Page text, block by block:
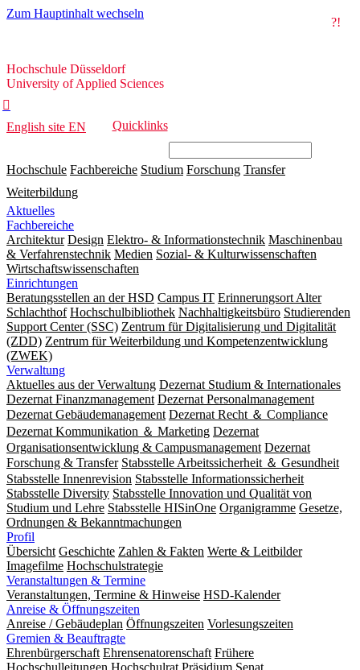
Zum Hauptinhalt wechseln
?!
Hochschule
Düsseldorf
Hochschule Düsseldorf
University of Applied Sciences

English site EN Quicklinks
Hochschule Fachbereiche Studium Forschung Transfer
Weiterbildung
Aktuelles
Fachbereiche
Architektur Design Elektro- & Informationstechnik Maschinenbau
& Verfahrenstechnik Medien Sozial- & Kulturwissenschaften
Wirtschaftswissenschaften
Einrichtungen
Beratungsstellen an der HSD Campus IT Erinnerungsort Alter
Schlachthof Hochschulbibliothek Nachhaltigkeitsbüro Studierenden
Support Center (SSC) Zentrum für Digitalisierung und Digitalität
(ZDD) Zentrum für Weiterbildung und Kompetenzentwicklung
(ZWEK)
Verwaltung
Aktuelles aus der Verwaltung Dezernat Studium & Internationales
Dezernat Finanzmanagement Dezernat Personalmanagement
Dezernat Gebäudemanagement Dezernat Recht ＆ Compliance
Dezernat Kommunikation ＆ Marketing Dezernat
Organisationsentwicklung & Campusmanagement Dezernat
Forschung & Transfer Stabsstelle Arbeitssicherheit ＆ Gesundheit
Stabsstelle Innenrevision Stabsstelle In­for­ma­ti­ons­sicher­heit
Stabsstelle Diversity Stabsstelle Innovation und Qualität von
Studium und Lehre Stabsstelle HISinOne Organigramme Gesetze,
Ordnungen & Bekanntmachungen
Profil
Übersicht Geschichte Zahlen & Fakten Werte & Leitbilder
Imagefilme Hochschulstrategie
Veranstaltungen & Termine
Veranstaltungen, Termine & Hinweise HSD-Kalender
Anreise & Öffnungszeiten
Anreise / Gebäudeplan Öffnungszeiten Vorlesungszeiten
Gremien & Beauftragte
Ehrenbürgerschaft Ehrensenatorenschaft Frühere
Hochschulleitungen Hochschulrat Präsidium Senat